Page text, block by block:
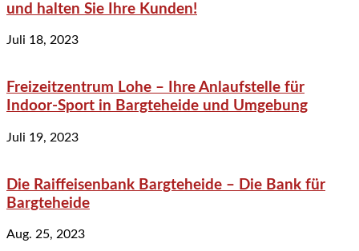
und halten Sie Ihre Kunden!
Juli 18, 2023
Freizeitzentrum Lohe – Ihre Anlaufstelle für
Indoor-Sport in Bargteheide und Umgebung
Juli 19, 2023
Die Raiffeisenbank Bargteheide – Die Bank für
Bargteheide
Aug. 25, 2023